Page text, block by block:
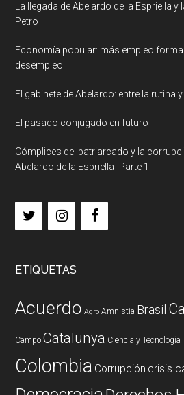
La llegada de Abelardo de la Espriella
Petro
Economía popular: más empleo formal
desempleo
El gabinete de Abelardo: entre la rutina
El pasado conjugado en futuro
Cómplices del patriarcado y la
Abelardo de la Espriella- Parte 1
ETIQUETAS
Acuerdo Agro Amnistia Brasil
Campo Catalunya Ciencia y Tecnología
Colombia Corrupción crisis